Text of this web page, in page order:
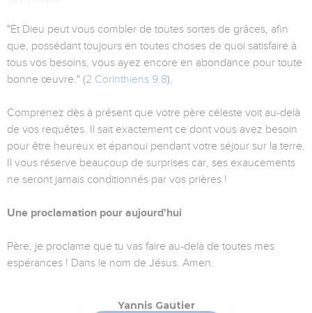
"Et Dieu peut vous combler de toutes sortes de grâces, afin
que, possédant toujours en toutes choses de quoi satisfaire à
tous vos besoins, vous ayez encore en abondance pour toute
bonne œuvre." (2 Corinthiens 9.8).
Comprenez dès à présent que votre père céleste voit au-delà
de vos requêtes. Il sait exactement ce dont vous avez besoin
pour être heureux et épanoui pendant votre séjour sur la terre.
Il vous réserve beaucoup de surprises car, ses exaucements
ne seront jamais conditionnés par vos prières !
Une proclamation pour aujourd'hui
Père, je proclame que tu vas faire au-delà de toutes mes
espérances ! Dans le nom de Jésus. Amen.
Yannis Gautier